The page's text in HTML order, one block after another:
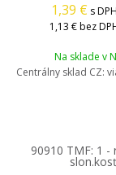
1,39 € s
1,13 € bez
Na sklade v
Centrálny sklad CZ:
90910 TMF: 1 -
slon.kosť